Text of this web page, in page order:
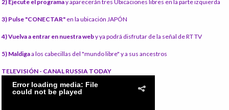
2) Ejecute el programay aparecerán tres Ubicaciones libres en la parte izquierda
3) Pulse "CONECTAR" en la ubicación JAPÓN
4) Vuelva a entrar en nuestra weby ya podrá disfrutar de la señal de RT TV
5) Maldigaa los cabecillas del "mundo libre" y a sus ancestros
TELEVISIÓN - CANAL RUSSIA TODAY